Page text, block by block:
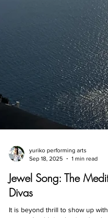
Sep 18, 2025
1 min read